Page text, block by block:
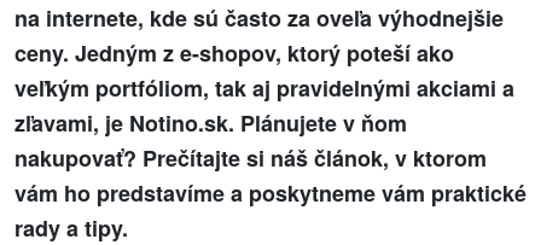
na internete, kde sú často za oveľa výhodnejšie
ceny. Jedným z e-shopov, ktorý poteší ako
veľkým portfóliom, tak aj pravidelnými akciami a
zľavami, je Notino.sk. Plánujete v ňom
nakupovať? Prečítajte si náš článok, v ktorom
vám ho predstavíme a poskytneme vám praktické
rady a tipy.